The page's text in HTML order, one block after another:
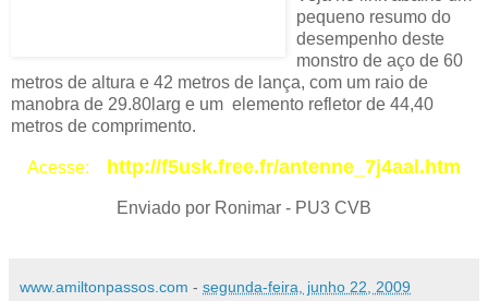
pequeno resumo do
desempenho deste
monstro de aço de 60
metros de altura e 42 metros de lança, com um raio de
manobra de 29.80larg e um elemento refletor de 44,40
metros de comprimento.
Acesse: http://f5usk.free.fr/antenne_7j4aal.htm
Enviado por Ronimar - PU3 CVB
www.amiltonpassos.com - segunda-feira, junho 22, 2009